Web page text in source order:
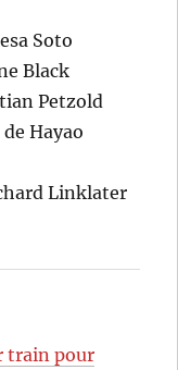
Soto
Black
Petzold
Hayao
Linklater
train pour